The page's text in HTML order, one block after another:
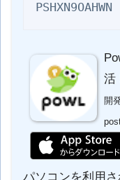
PSHXN9OAHWN
活
開
パソコンを利用